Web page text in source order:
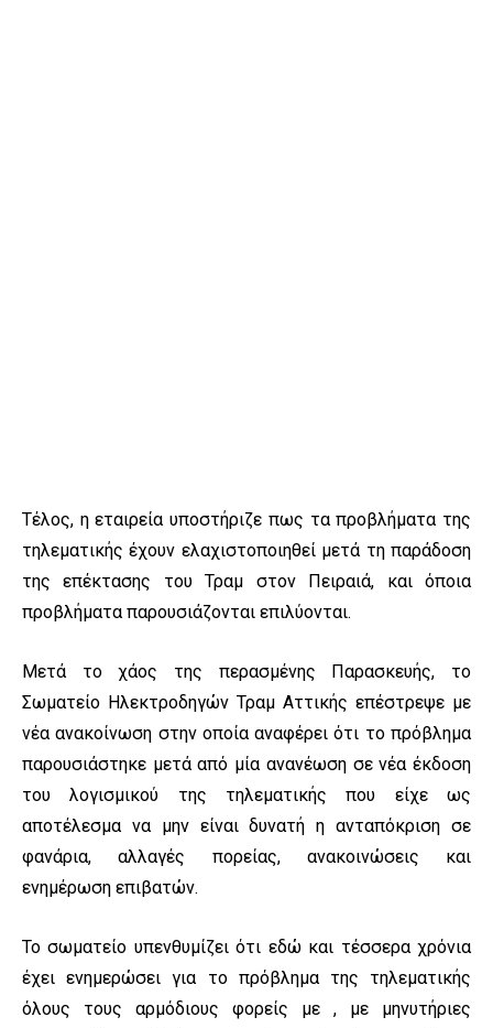
Τέλος, η εταιρεία υποστήριζε πως τα προβλήματα της
τηλεματικής έχουν ελαχιστοποιηθεί μετά τη παράδοση
της επέκτασης του Τραμ στον Πειραιά, και όποια
προβλήματα παρουσιάζονται επιλύονται.
Μετά το χάος της περασμένης Παρασκευής, το
Σωματείο Ηλεκτροδηγών Τραμ Αττικής επέστρεψε με
νέα ανακοίνωση στην οποία αναφέρει ότι το πρόβλημα
παρουσιάστηκε μετά από μία ανανέωση σε νέα έκδοση
του λογισμικού της τηλεματικής που είχε ως
αποτέλεσμα να μην είναι δυνατή η ανταπόκριση σε
φανάρια, αλλαγές πορείας, ανακοινώσεις και
ενημέρωση επιβατών.
Το σωματείο υπενθυμίζει ότι εδώ και τέσσερα χρόνια
έχει ενημερώσει για το πρόβλημα της τηλεματικής
όλους τους αρμόδιους φορείς με , με μηνυτήριες